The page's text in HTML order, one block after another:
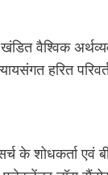
वैश्विक
हरित
के शोधकर्ता एवं